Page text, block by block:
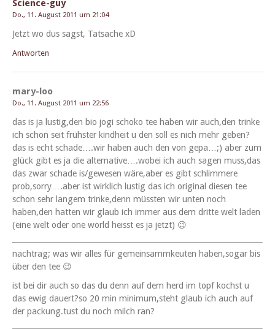
Science-guy
Do., 11. August 2011 um 21:04
Jet­zt wo dus sagst, Tat­sache xD
Antworten
mary-loo
Do., 11. August 2011 um 22:56
das is ja lustig,den bio jogi schoko tee haben wir auch,den trinke
ich schon seit früh­ster kind­heit u den soll es nich mehr geben?
das is echt schade….wir haben auch den von gepa…;) aber zum
glück gibt es ja die alternative….wobei ich auch sagen muss,das
das zwar schade is/gewesen wäre,aber es gibt schlim­mere
prob,sorry….aber ist wirk­lich lustig das ich orig­i­nal diesen tee
schon sehr langem trinke,denn müssten wir unten noch
haben,den hat­ten wir glaub ich immer aus dem dritte welt laden
(eine welt oder one world heisst es ja jetzt) 😉
nach­trag; was wir alles für gemein­sammkeuten haben,sogar bis
über den tee 😉
ist bei dir auch so das du denn auf dem herd im topf kochst u
das ewig dauert?so 20 min minimum,steht glaub ich auch auf
der packung.tust du noch milch ran?